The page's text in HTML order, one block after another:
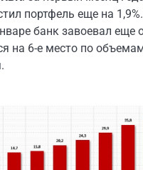
портфель еще на
банк завоевал еще
на 6-е место по